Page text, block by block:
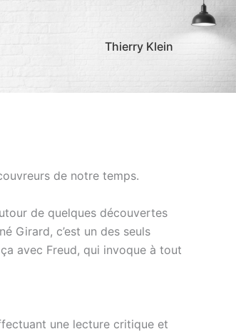
Thierry Klein
de notre temps.
de quelques découvertes
Girard, c’est un des seuls
avec Freud, qui invoque à tout
une lecture critique et